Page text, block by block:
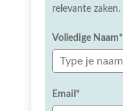
relevante zaken.
Volledige Naam*
Email*